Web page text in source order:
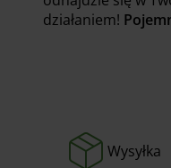
działaniem!
Wysyłka